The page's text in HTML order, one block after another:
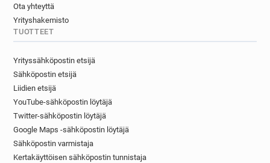
Ota yhteyttä
Yrityshakemisto
TUOTTEET
Yrityssähköpostin etsijä
Sähköpostin etsijä
Liidien etsijä
YouTube-sähköpostin löytäjä
Twitter-sähköpostin löytäjä
Google Maps -sähköpostin löytäjä
Sähköpostin varmistaja
Kertakäyttöisen sähköpostin tunnistaja